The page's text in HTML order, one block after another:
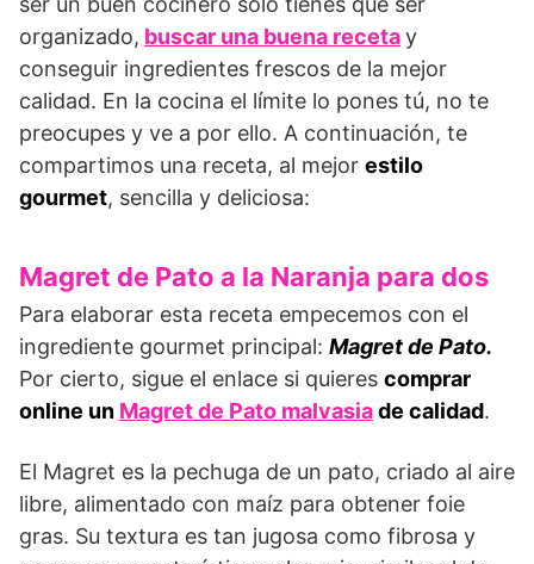
organizado, buscar una buena recetay
conseguir ingredientes frescos de la mejor
calidad. En la cocina el límite lo pones tú, no te
preocupes y ve a por ello. A continuación, te
compartimos una receta, al mejor estilo
gourmet, sencilla y deliciosa:
Magret de Pato a la Naranja para dos
Para elaborar esta receta empecemos con el
ingrediente gourmet principal: Magret de Pato.
Por cierto, sigue el enlace si quieres comprar
online un Magret de Pato malvasiade calidad.
El Magret es la pechuga de un pato, criado al aire
libre, alimentado con maíz para obtener foie
gras. Su textura es tan jugosa como fibrosa y